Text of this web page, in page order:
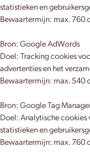
statistieken en
Bewaartermijn: max. 760
Bron: Google AdWords
Doel: Tracking cookies
advertenties en het
Bewaartermijn: max. 540
Bron: Google Tag
Doel: Analytische cookies
statistieken en
Bewaartermijn: max. 760